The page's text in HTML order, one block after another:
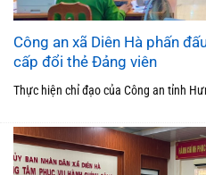
Công an xã Diên Hà phấn
cấp đổi thẻ Đảng viên
Thực hiện chỉ đạo của Công an tỉnh